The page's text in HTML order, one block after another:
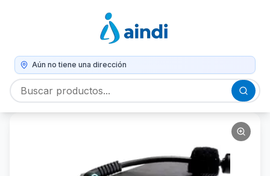
Aún no tiene una dirección